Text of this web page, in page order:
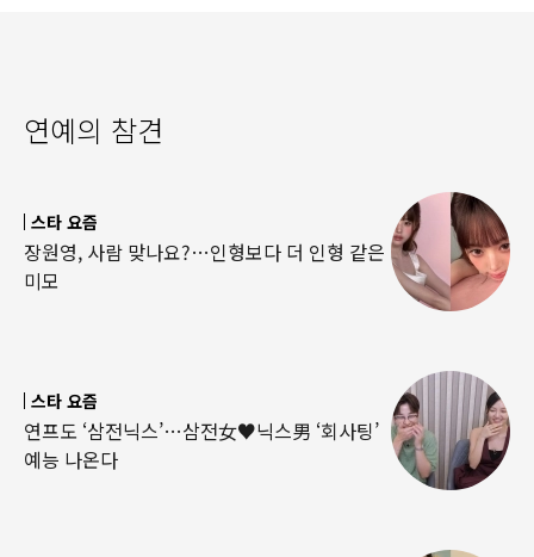
연예의 참견
스타 요즘
장원영, 사람 맞나요?…인형보다 더 인형 같은
미모
스타 요즘
연프도 ‘삼전닉스’…삼전女♥닉스男 ‘회사팅’
예능 나온다